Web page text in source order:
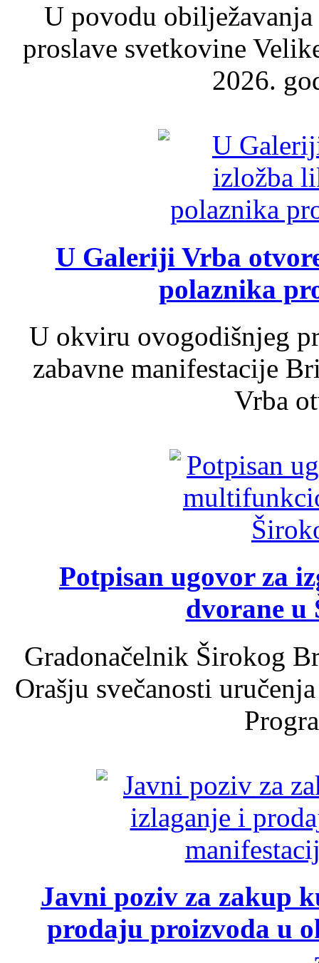
U povodu
proslave svetkovine
2026.
U Galeriji Vrba
polaznika
U okviru ovogodišnjeg
zabavne manifestacije
Vrba
Potpisan ugovor za
dvorane u
Gradonačelnik Širokog
Orašju svečanosti
Javni poziv za zakup
prodaju proizvoda u